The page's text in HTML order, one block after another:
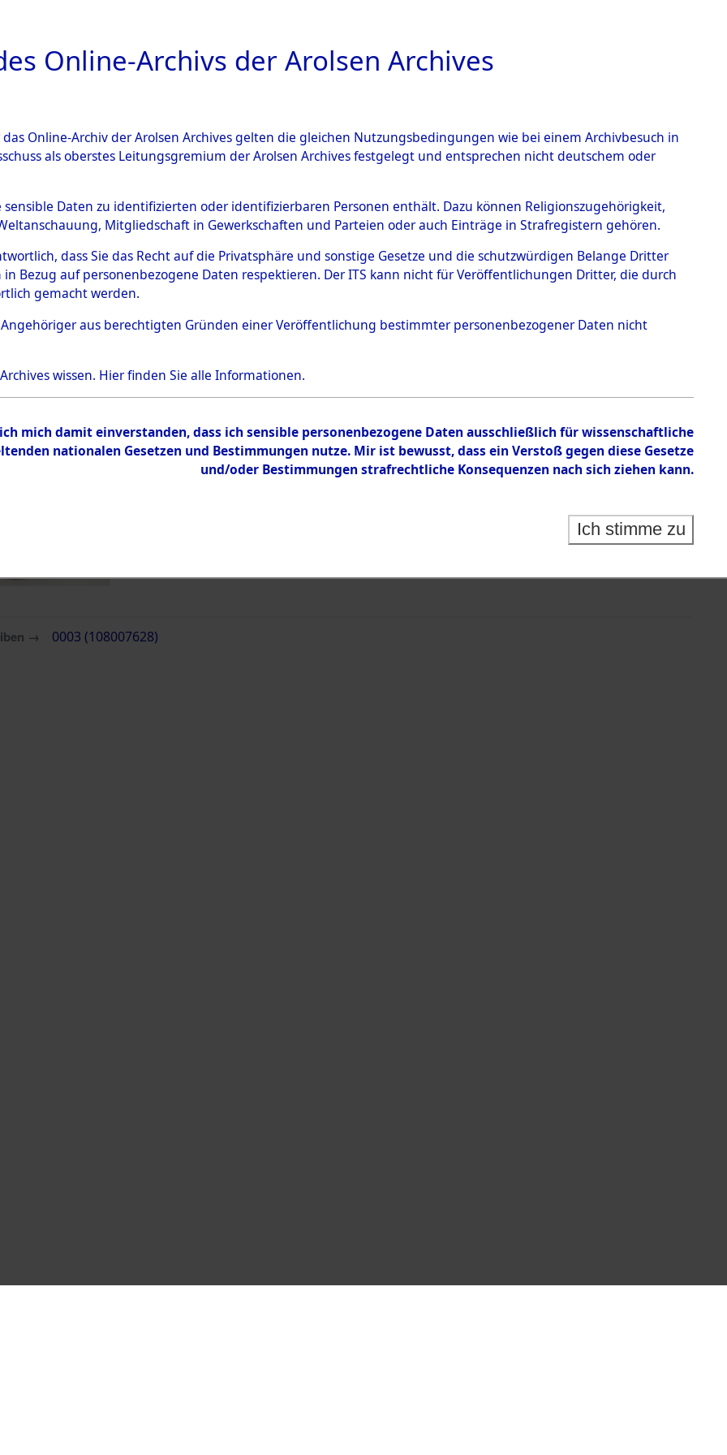
ARCHIVALE ÜBERSICHT BILD
0003 (108007628)
Person JESKE, GEORG
Bestand
→ 0003 (108007628)
Online-Archivs der Arolsen Archives
Online-Archiv der Arolsen Archives gelten die gleichen Nutzungsbedingungen wie bei einem Archivbesuch in
als oberstes Leitungsgremium der Arolsen Archives festgelegt und entsprechen nicht deutschem oder
sensible Daten zu identifizierten oder identifizierbaren Personen enthält. Dazu können Religionszugehörigkeit,
Mitgliedschaft in Gewerkschaften und Parteien oder auch Einträge in Strafregistern gehören.
dass Sie das Recht auf die Privatsphäre und sonstige Gesetze und die schutzwürdigen Belange Dritter
Bezug auf personenbezogene Daten respektieren. Der ITS kann nicht für Veröffentlichungen Dritter, die durch
gemacht werden.
Angehöriger aus berechtigten Gründen einer Veröffentlichung bestimmter personenbezogener Daten nicht
wissen. Hierfinden Sie alle Informationen.
mich damit einverstanden, dass ich sensible personenbezogene Daten ausschließlich für wissenschaftliche
nationalen Gesetzen und Bestimmungen nutze. Mir ist bewusst, dass ein Verstoß gegen diese Gesetze
und/oder Bestimmungen strafrechtliche Konsequenzen nach sich ziehen kann.
Ich stimme zu